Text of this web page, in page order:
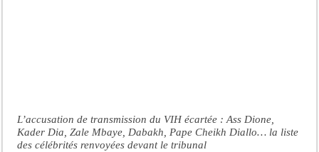
L’accusation de transmission du VIH écartée : Ass Dione,
Kader Dia, Zale Mbaye, Dabakh, Pape Cheikh Diallo… la liste
des célébrités renvoyées devant le tribunal